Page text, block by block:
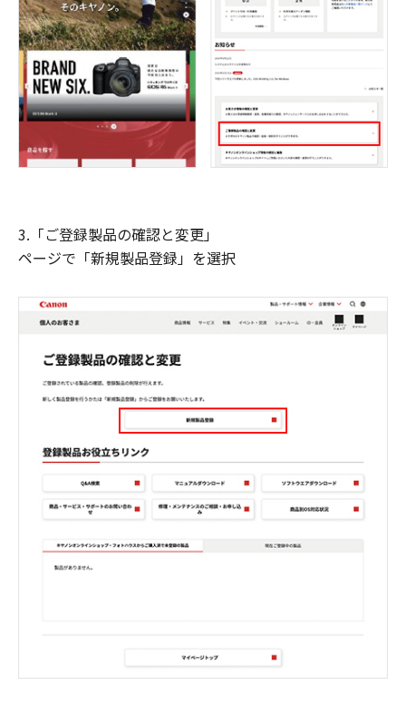
3.「ご登録製品の確認と変更」
ページで「新規製品登録」を選択